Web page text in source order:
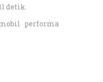
detik.
performa